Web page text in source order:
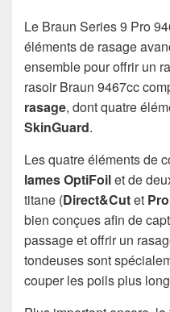
Le Braun Series 9 Pro
éléments de rasage
ensemble pour offrir un
rasoir Braun 9467cc
rasage, dont quatre
SkinGuard.
Les quatre éléments de
lames OptiFoilet de
titane (Direct&Cutet
bien conçues afin de
passage et offrir un
tondeuses sont
couper les poils plus